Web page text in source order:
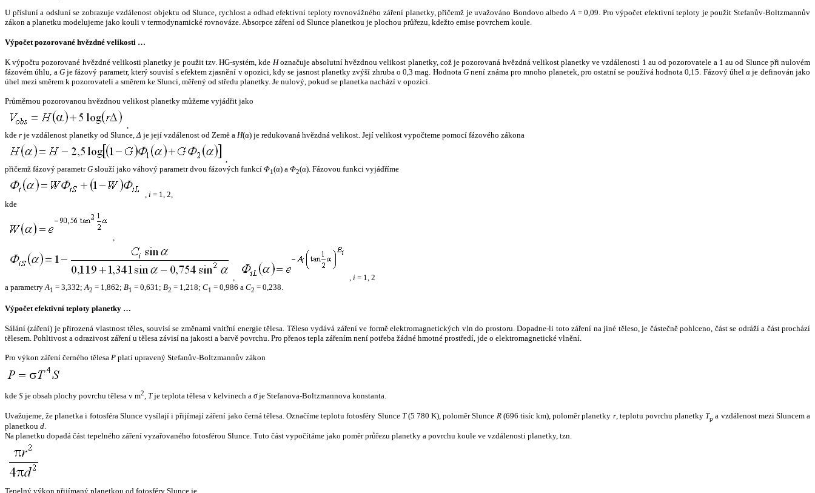
U přísluní a odsluní se zobrazuje vzdálenost objektu od Slunce, rychlost a odhad efektivní teploty rovnovážného záření planetky, přičemž je uvažováno Bondovo albedo A = 0,09. Pro výpočet efektivní teploty je použit Stefanův-Boltzmannův
zákon a planetku modelujeme jako kouli v termodynamické rovnováze. Absorpce záření od Slunce planetkou je plochou průřezu, kdežto emise povrchem koule.
Výpočet pozorované hvězdné velikosti …
K výpočtu pozorované hvězdné velikosti planetky je použit tzv. HG-systém, kde Hoznačuje absolutní hvězdnou velikost planetky, což je pozorovaná hvězdná velikost planetky ve vzdálenosti 1 au od pozorovatele a 1 au od Slunce při nulovém
fázovém úhlu, a Gje fázový parametr, který souvisí s efektem zjasnění v opozici, kdy se jasnost planetky zvýší zhruba o 0,3 mag. HodnotaG není známa pro mnoho planetek, pro ostatní se používá hodnota 0,15. Fázový úhelα je definován jako
úhel mezi směrem k pozorovateli a směrem ke Slunci, měřený od středu planetky. Je nulový, pokud se planetka nachází v opozici.
Průměrnou pozorovanou hvězdnou velikost planetky můžeme vyjádřit jako
,
kde r je vzdálenost planetky od Slunce,Δ je její vzdálenost od Země a H(α) je redukovaná hvězdná velikost. Její velikost vypočteme pomocí fázového zákona
,
přičemž fázový parametrG slouží jako váhový parametr dvou fázových funkcí Φ1(α) a Φ2(α). Fázovou funkci vyjádříme
, i = 1, 2,
kde
,
, , i = 1, 2
a parametryA1 = 3,332;A2 = 1,862; B1 = 0,631; B2 = 1,218; C1 = 0,986 a C2 = 0,238.
Výpočet efektivní teploty planetky …
Sálání (záření) je přirozená vlastnost těles, souvisí se změnami vnitřní energie tělesa. Těleso vydává záření ve formě elektromagnetických vln do prostoru. Dopadne-li toto záření na jiné těleso, je částečně pohlceno, část se odráží a část prochází
tělesem. Pohltivost a odrazivost záření u tělesa závisí na jakosti a barvě povrchu. Pro přenos tepla zářením není potřeba žádné hmotné prostředí, jde o elektromagnetické vlnění.
Pro výkon záření černého tělesa P platí upravený Stefanův-Boltzmannův zákon
kde S je obsah plochy povrchu tělesa v m2, Tje teplota tělesa v kelvinech a σje Stefanova-Boltzmannova konstanta.
Uvažujeme, že planetka i fotosféra Slunce vysílají i přijímají záření jako černá tělesa. Označíme teplotu fotosféry Slunce T(5 780 K), poloměr Slunce R(696 tisíc km), poloměr planetky r, teplotu povrchu planetky Tp a vzdálenost mezi Sluncem a
planetkou d.
Na planetku dopadá část tepelného záření vyzařovaného fotosférou Slunce. Tuto část vypočítáme jako poměr průřezu planetky a povrchu koule ve vzdálenosti planetky, tzn.
Tepelný výkon přijímaný planetkou od fotosféry Slunce je